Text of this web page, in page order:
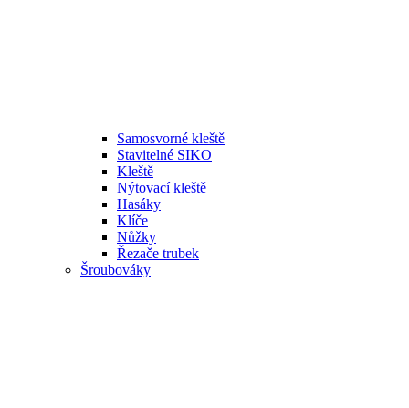
Samosvorné kleště
Stavitelné SIKO
Kleště
Nýtovací kleště
Hasáky
Klíče
Nůžky
Řezače trubek
Šroubováky